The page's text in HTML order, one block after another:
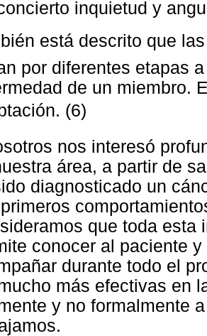
inquietud y
está descrito que
por diferentes etapas
de un miembro.
(6)
nos interesó
área, a partir de
diagnosticado un
que toda esta
conocer al paciente
durante todo el
más efectivas en
y no formalmente